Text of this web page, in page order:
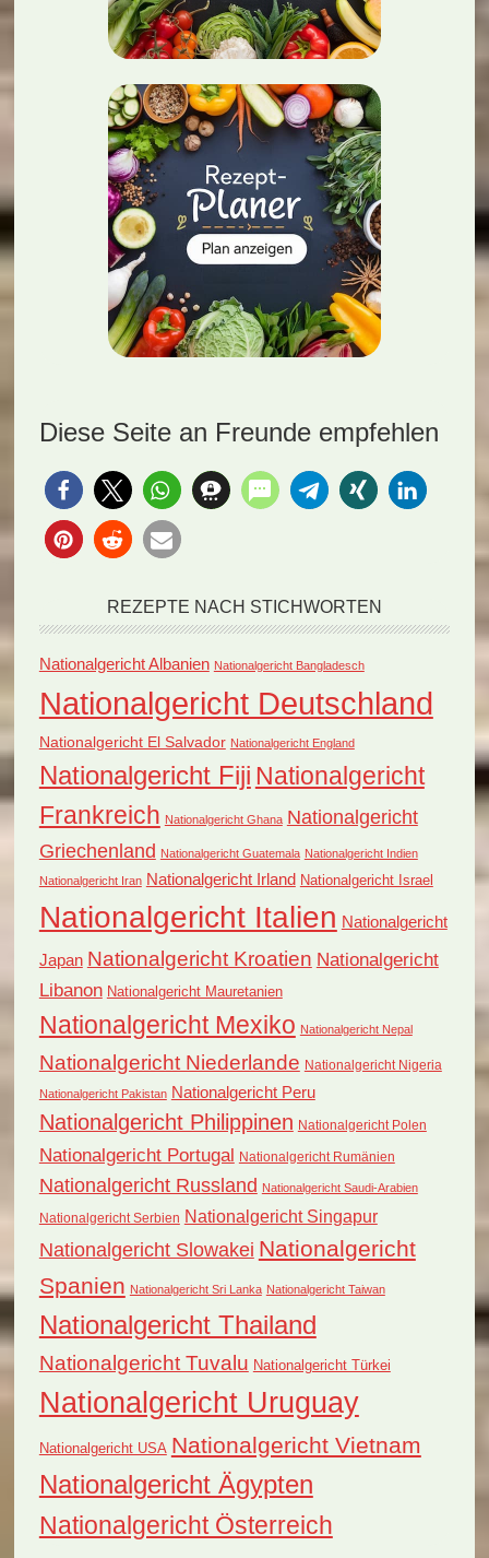
Diese Seite an Freunde empfehlen
REZEPTE NACH STICHWORTEN
Nationalgericht Albanien Nationalgericht Bangladesch
Nationalgericht Deutschland
Nationalgericht El Salvador Nationalgericht England
Nationalgericht Fiji Nationalgericht
Frankreich Nationalgericht Ghana Nationalgericht
Griechenland Nationalgericht Guatemala Nationalgericht Indien
Nationalgericht Iran Nationalgericht Irland Nationalgericht Israel
Nationalgericht Italien Nationalgericht
Japan Nationalgericht Kroatien Nationalgericht
Libanon Nationalgericht Mauretanien
Nationalgericht Mexiko Nationalgericht Nepal
Nationalgericht Niederlande Nationalgericht Nigeria
Nationalgericht Pakistan Nationalgericht Peru
Nationalgericht Philippinen Nationalgericht Polen
Nationalgericht Portugal Nationalgericht Rumänien
Nationalgericht Russland Nationalgericht Saudi-Arabien
Nationalgericht Serbien Nationalgericht Singapur
Nationalgericht Slowakei Nationalgericht
Spanien Nationalgericht Sri Lanka Nationalgericht Taiwan
Nationalgericht Thailand
Nationalgericht Tuvalu Nationalgericht Türkei
Nationalgericht Uruguay
Nationalgericht USA Nationalgericht Vietnam
Nationalgericht Ägypten
Nationalgericht Österreich